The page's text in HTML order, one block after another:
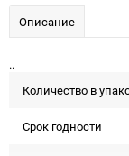
Описание
..
Количество в
Срок годности